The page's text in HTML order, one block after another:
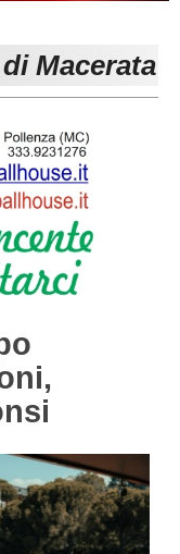
Carica la tua Rosa
Macerata